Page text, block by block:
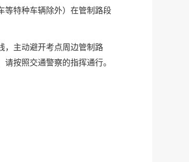
等特种车辆除外）在管制路段
，主动避开考点周边管制路
按照交通警察的指挥通行。